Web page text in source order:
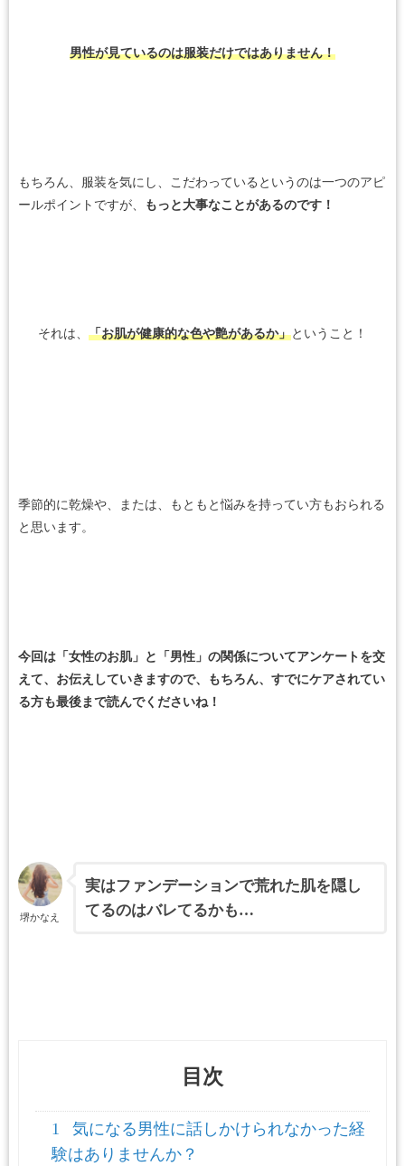
男性が見ているのは服装だけではありません！
もちろん、服装を気にし、こだわっているというのは一つのアピ
ールポイントですが、
もっと大事なことがあるのです！
それは、 「お肌が健康的な色や艶があるか」ということ！
季節的に乾燥や、または、もともと悩みを持ってい方もおられる
と思います。
今回は「女性のお肌」と「男性」の関係についてアンケートを交
えて、お伝えしていきますので、もちろん、すでにケアされてい
る方も最後まで読んでくださいね！
堺かなえ
実はファンデーションで荒れた肌を隠し
てるのはバレてるかも…
目次
1
気になる男性に話しかけられなかった経
験はありませんか？